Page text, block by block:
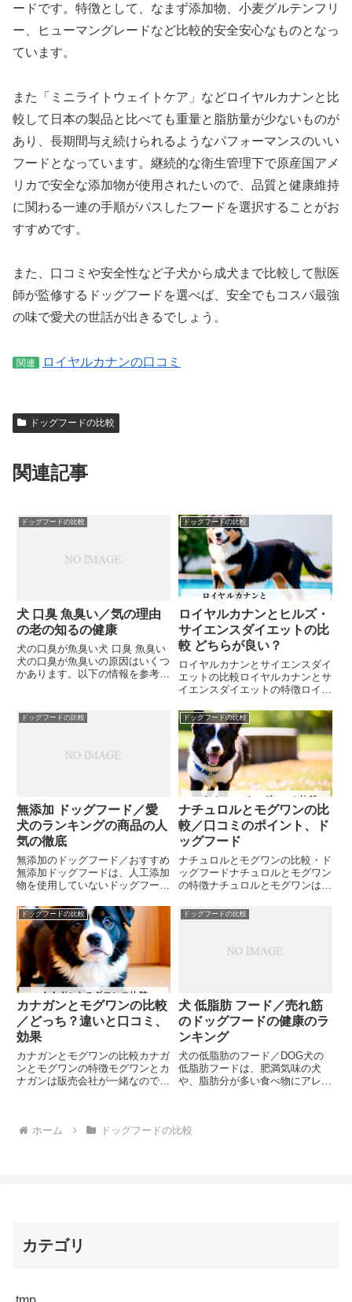
ードです。特徴として、なまず添加物、小麦グルテンフリ
ー、ヒューマングレードなど比較的安全安心なものとなっ
ています。
また「ミニライトウェイトケア」などロイヤルカナンと比
較して日本の製品と比べても重量と脂肪量が少ないものが
あり、長期間与え続けられるようなパフォーマンスのいい
フードとなっています。継続的な衛生管理下で原産国アメ
リカで安全な添加物が使用されたいので、品質と健康維持
に関わる一連の手順がパスしたフードを選択することがお
すすめです。
また、口コミや安全性など子犬から成犬まで比較して獣医
師が監修するドッグフードを選べば、安全でもコスパ最強
の味で愛犬の世話が出きるでしょう。
関連 ロイヤルカナンの口コミ
ドッグフードの比較
関連記事
ドッグフードの比較
犬 口臭 魚臭い／気の理由
の老の知るの健康
犬の口臭が魚臭い犬 口臭 魚臭い
犬の口臭が魚臭いの原因はいくつ
かあります。以下の情報を参考に
因となります。歯垢や歯石の蓄積
により、口内の細菌が増え、臭い
ドッグフードの比較
ロイヤルカナンとヒルズ・
サイエンスダイエットの比
較 どちらが良い？
ロイヤルカナンとサイエンスダイ
エットの比較ロイヤルカナンとサ
イエンスダイエットの特徴ロイヤ
は、犬の食事療法食などにおいて
有名なブランドです。両ブランド
とも、犬用ドライフード、流動
食、食事療法食といったラインナ
ッ...
ドッグフードの比較
無添加 ドッグフード／愛
犬のランキングの商品の人
気の徹底
無添加のドッグフード／おすすめ
無添加ドッグフードは、人工添加
物を使用していないドッグフード
防腐剤、着色料など、犬の体に悪
影響を及ぼす可能性があるものが
多く含まれています。そのため、
無添加ドッグフードは、犬の健
康...
ドッグフードの比較
ナチュロルとモグワンの比
較／口コミのポイント、ド
ッグフード
ナチュロルとモグワンの比較・ド
ッグフードナチュロルとモグワン
の特徴ナチュロルとモグワンはと
ともグルテンフリー・グレインフ
リーに加え、ナチュロルには安
合しているなど、安全性・安心性
ドッグフードの比較
カナガンとモグワンの比較
／どっち？違いと口コミ、
効果
カナガンとモグワンの比較カナガ
ンとモグワンの特徴モグワンとカ
ナガンは販売会社が一緒なので、
物性タンパク50％以上と豊富な
ドッグフードの比較
犬 低脂肪 フード／売れ筋
のドッグフードの健康のラ
ンキング
犬の低脂肪のフード／DOG犬の
低脂肪フードは、肥満気味の犬
や、脂肪分が多い食べ物にアレル
ラルなどの必要な栄養素をバラン
ホーム ドッグフードの比較
カテゴリ